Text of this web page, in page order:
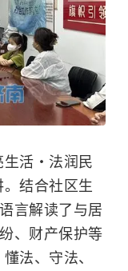
活・法润民
。结合社区生
言解读了与居
、财产保护等
法、守法、